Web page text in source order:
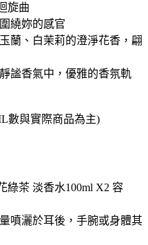
旋曲
繞妳的感官
蘭、白茉莉的澄淨花香，翩
謐香氣中，優雅的香氛軌
數與實際商品為主)
綠茶 淡香水100ml X2 容
噴灑於耳後，手腕或身體其